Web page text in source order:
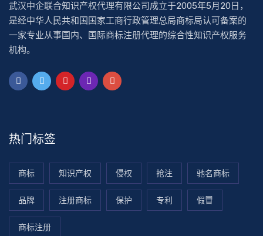
武汉中企联合知识产权代理有限公司成立于2005年5月20日，
是经中华人民共和国国家工商行政管理总局商标局认可备案的
一家专业从事国内、国际商标注册代理的综合性知识产权服务
机构。
热门标签
商标 知识产权 侵权 抢注 驰名商标
品牌 注册商标 保护 专利 假冒
商标注册